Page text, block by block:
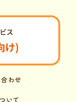
わせ
いて